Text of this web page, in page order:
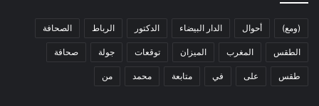
(ومع) أحوال الدار البيضاء الدكتور الرباط الصحافة
الطقس المغرب الميزان توقعات جولة صحافة
طقس على في متابعة محمد من